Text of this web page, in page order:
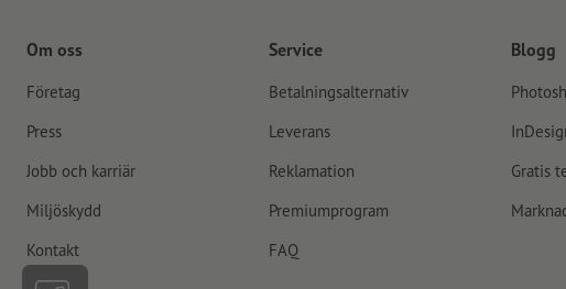
Om oss
Företag
Press
Jobb och karriär
Miljöskydd
Kontakt
Service
Betalningsalternativ
Leverans
Reklamation
Premiumprogram
FAQ
Blogg
Gratis